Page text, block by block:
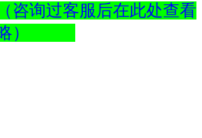
咨询过客服后在此处查看
略）